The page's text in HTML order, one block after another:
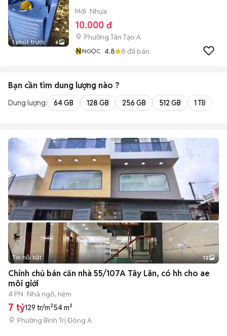
1 phút trước 6
Mới Nhựa
10.000 đ
Phường Tân Tạo A
NNGỌC 4.8 8 đã bán
Bạn cần tìm dung lượng nào ?
Dung lượng: 64 GB 128 GB 256 GB 512 GB 1 TB
+2
Tin nổi bật 12
Chính chủ bán căn nhà 55/107A Tây Lân, có hh cho ae
môi giới
4 PN Nhà ngõ, hẻm
7 tỷ129 tr/m²54 m²
Phường Bình Trị Đông A